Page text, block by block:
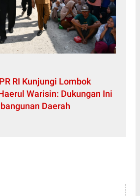
RI Kunjungi Lombok
Warisin: Dukungan Ini
Daerah